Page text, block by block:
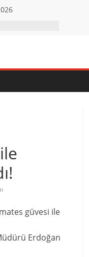
güvesi ile
Erdoğan